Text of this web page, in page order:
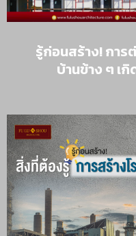
รู้ก่อนสร้าง! การ
บ้านข้าง ๆ เ